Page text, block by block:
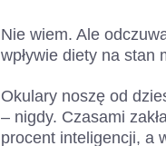
Nie wiem. Ale
wpływie diety na stan
Okulary noszę od
– nigdy. Czasami
procent inteligencji, a